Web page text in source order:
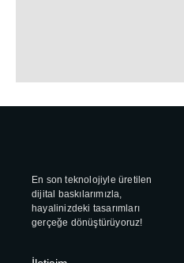
En son teknolojiyle üretilen
dijital baskılarımızla,
hayalinizdeki tasarımları
gerçeğe dönüştürüyoruz!